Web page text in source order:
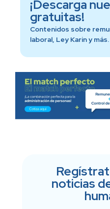
¡Descarga
gratuitas!
Contenidos sobre
laboral, Ley Karin y más.
noticias